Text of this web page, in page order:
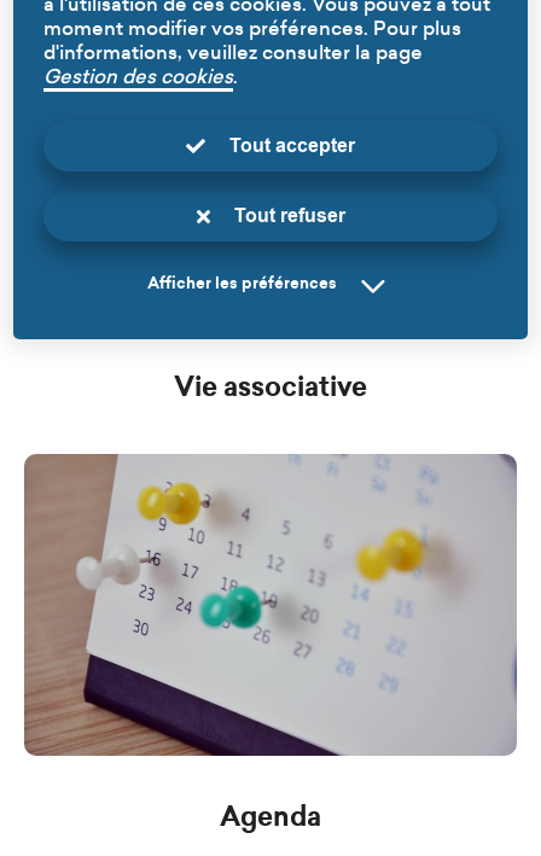
à l'utilisation de ces cookies. Vous pouvez à tout
moment modifier vos préférences. Pour plus
d'informations, veuillez consulter la page
Gestion des cookies.
Afficher les préférences
Tout accepter
Tout refuser
Vie associative
Agenda